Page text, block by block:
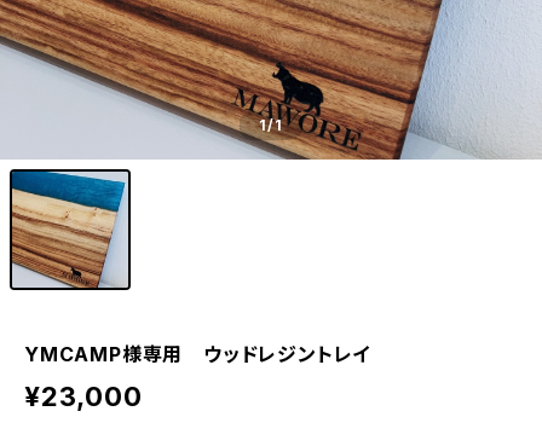
1/1
YMCAMP様専用 ウッドレジントレイ
¥23,000